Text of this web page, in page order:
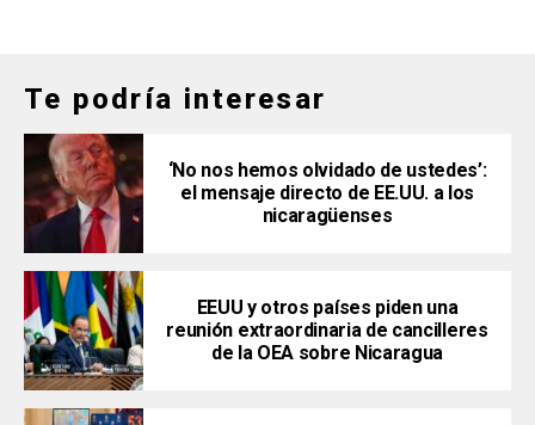
Te podría interesar
‘No nos hemos olvidado de ustedes’:
el mensaje directo de EE.UU. a los
nicaragüenses
EEUU y otros países piden una
reunión extraordinaria de cancilleres
de la OEA sobre Nicaragua